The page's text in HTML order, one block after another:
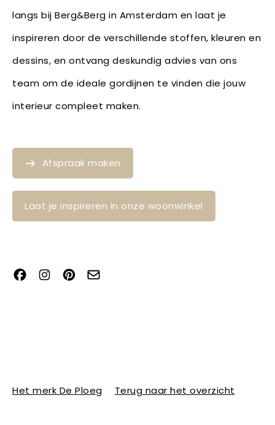
langs bij Berg&Berg in Amsterdam en laat je
inspireren door de verschillende stoffen, kleuren en
dessins, en ontvang deskundig advies van ons
team om de ideale gordijnen te vinden die jouw
interieur compleet maken.
Afspraak maken
Laat je inspireren in onze woonwinkel
Het merk De Ploeg Terug naar het overzicht